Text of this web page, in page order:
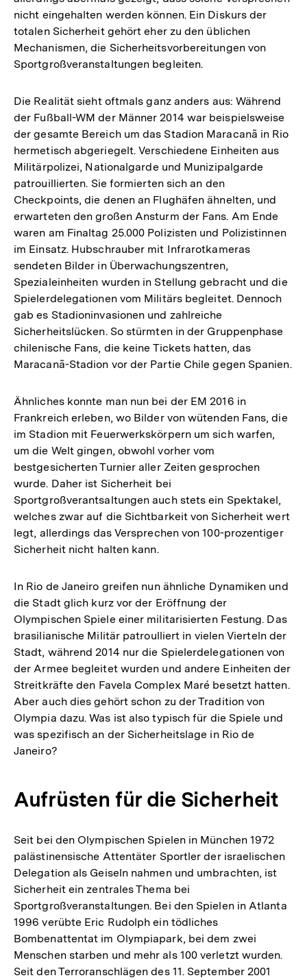
nicht eingehalten werden können. Ein Diskurs der
totalen Sicherheit gehört eher zu den üblichen
Mechanismen, die Sicherheitsvorbereitungen von
Sportgroßveranstaltungen begleiten.
Die Realität sieht oftmals ganz anders aus: Während
der Fußball-WM der Männer 2014 war beispielsweise
der gesamte Bereich um das Stadion Maracanã in Rio
hermetisch abgeriegelt. Verschiedene Einheiten aus
Militärpolizei, Nationalgarde und Munizipalgarde
patrouillierten. Sie formierten sich an den
Checkpoints, die denen an Flughäfen ähnelten, und
erwarteten den großen Ansturm der Fans. Am Ende
waren am Finaltag 25.000 Polizisten und Polizistinnen
im Einsatz. Hubschrauber mit Infrarotkameras
sendeten Bilder in Überwachungszentren,
Spezialeinheiten wurden in Stellung gebracht und die
Spielerdelegationen vom Militärs begleitet. Dennoch
gab es Stadioninvasionen und zahlreiche
Sicherheitslücken. So stürmten in der Gruppenphase
chilenische Fans, die keine Tickets hatten, das
Maracanã-Stadion vor der Partie Chile gegen Spanien.
Ähnliches konnte man nun bei der EM 2016 in
Frankreich erleben, wo Bilder von wütenden Fans, die
im Stadion mit Feuerwerkskörpern um sich warfen,
um die Welt gingen, obwohl vorher vom
bestgesicherten Turnier aller Zeiten gesprochen
wurde. Daher ist Sicherheit bei
Sportgroßverantsaltungen auch stets ein Spektakel,
welches zwar auf die Sichtbarkeit von Sicherheit wert
legt, allerdings das Versprechen von 100-prozentiger
Sicherheit nicht halten kann.
In Rio de Janeiro greifen nun ähnliche Dynamiken und
die Stadt glich kurz vor der Eröffnung der
Olympischen Spiele einer militarisierten Festung. Das
brasilianische Militär patroulliert in vielen Vierteln der
Stadt, während 2014 nur die Spielerdelegationen von
der Armee begleitet wurden und andere Einheiten der
Streitkräfte den Favela Complex Maré besetzt hatten.
Aber auch dies gehört schon zu der Tradition von
Olympia dazu. Was ist also typisch für die Spiele und
was spezifisch an der Sicherheitslage in Rio de
Janeiro?
Aufrüsten für die Sicherheit
Seit bei den Olympischen Spielen in München 1972
palästinensische Attentäter Sportler der israelischen
Delegation als Geiseln nahmen und umbrachten, ist
Sicherheit ein zentrales Thema bei
Sportgroßveranstaltungen. Bei den Spielen in Atlanta
1996 verübte Eric Rudolph ein tödliches
Bombenattentat im Olympiapark, bei dem zwei
Menschen starben und mehr als 100 verletzt wurden.
Seit den Terroranschlägen des 11. September 2001